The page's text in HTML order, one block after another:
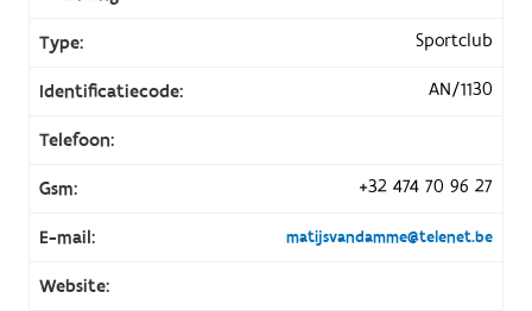
Type: Sportclub
Identificatiecode: AN/1130
Telefoon:
Gsm: +32 474 70 96 27
E-mail: matijsvandamme@telenet.be
Website: